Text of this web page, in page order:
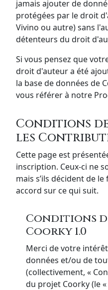
jamais ajouter de
protégées par le droit
Vivino ou autre) sans
détenteurs du droit
Si vous pensez que
droit d'auteur a été
la base de données de
vous référer à notre
Conditions
les
Cette page est
inscription. Ceux-ci ne
mais s’ils décident de
accord sur ce qui suit.
Conditions
Coorky 1.0
Merci de votre
données et/ou de
(collectivement, «
du projet Coorky (le «